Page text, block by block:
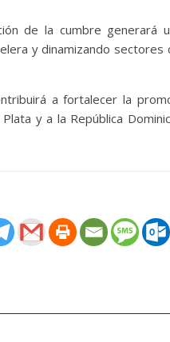
de la cumbre generará
y dinamizando
a fortalecer la
y a la República